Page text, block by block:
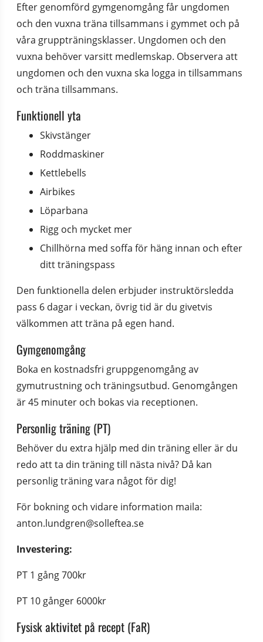
Efter genomförd gymgenomgång får ungdomen
och den vuxna träna tillsammans i gymmet och på
våra gruppträningsklasser. Ungdomen och den
vuxna behöver varsitt medlemskap. Observera att
ungdomen och den vuxna ska logga in tillsammans
och träna tillsammans.
Funktionell yta
Skivstänger
Roddmaskiner
Kettlebells
Airbikes
Löparbana
Rigg och mycket mer
Chillhörna med soffa för häng innan och efter
ditt träningspass
Den funktionella delen erbjuder instruktörsledda
pass 6 dagar i veckan, övrig tid är du givetvis
välkommen att träna på egen hand.
Gymgenomgång
Boka en kostnadsfri gruppgenomgång av
gymutrustning och träningsutbud. Genomgången
är 45 minuter och bokas via receptionen.
Personlig träning (PT)
Behöver du extra hjälp med din träning eller är du
redo att ta din träning till nästa nivå? Då kan
personlig träning vara något för dig!
För bokning och vidare information maila:
anton.lundgren@solleftea.se
Investering:
PT 1 gång 700kr
PT 10 gånger 6000kr
Fysisk aktivitet på recept (FaR)